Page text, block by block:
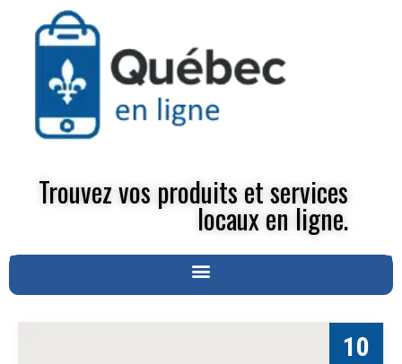
Trouvez vos produits et services
locaux en ligne.
10